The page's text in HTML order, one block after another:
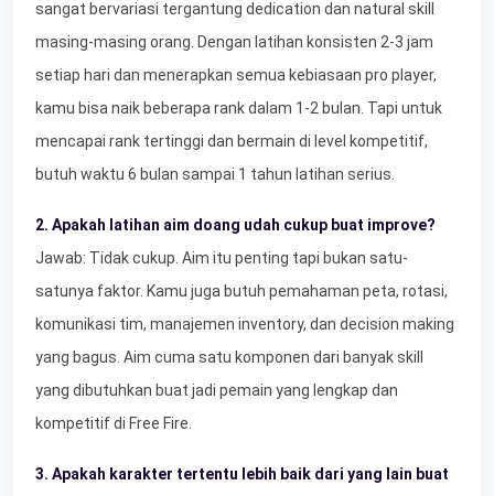
sangat bervariasi tergantung dedication dan natural skill
masing-masing orang. Dengan latihan konsisten 2-3 jam
setiap hari dan menerapkan semua kebiasaan pro player,
kamu bisa naik beberapa rank dalam 1-2 bulan. Tapi untuk
mencapai rank tertinggi dan bermain di level kompetitif,
butuh waktu 6 bulan sampai 1 tahun latihan serius.
2. Apakah latihan aim doang udah cukup buat improve?
Jawab: Tidak cukup. Aim itu penting tapi bukan satu-
satunya faktor. Kamu juga butuh pemahaman peta, rotasi,
komunikasi tim, manajemen inventory, dan decision making
yang bagus. Aim cuma satu komponen dari banyak skill
yang dibutuhkan buat jadi pemain yang lengkap dan
kompetitif di Free Fire.
3. Apakah karakter tertentu lebih baik dari yang lain buat